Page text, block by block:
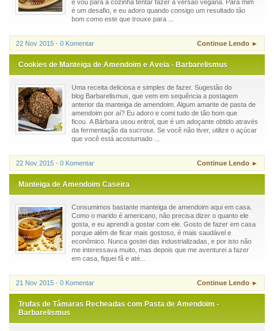
e vou para a cozinha tentar fazer a versão vegana. Para mim
é um desafio, e eu adoro quando consigo um resultado tão
bom como este que trouxe para ...
22 Nov 2015 - 0 Komentar Continue Lendo ►
Cookies de Manteiga de Amendoim e Aveia - Barbarelismus
Uma receita deliciosa e simples de fazer. Sugestão do
blog Barbarelismus, que vem em sequência a postagem
anterior da manteiga de amendoim. Algum amante de pasta de
amendoim por aí? Eu adoro e comi tudo de tão bom que
ficou. A Bárbara usou eritrol, que é um adoçante obtido através
da fermentação da sucrose. Se você não tiver, utilize o açúcar
que você está acostumado ...
22 Nov 2015 - 0 Komentar Continue Lendo ►
Manteiga de Amendoim Caseira
Consumimos bastante manteiga de amendoim aqui em casa.
Como o marido é americano, não precisa dizer o quanto ele
gosta, e eu aprendi a gostar com ele. Gosto de fazer em casa
porque além de ficar mais gostoso, é mais saudável e
econômico. Nunca gostei das industrializadas, e por isto não
me interessava muito, mas depois que me aventurei a fazer
em casa, fiquei fã e até...
21 Nov 2015 - 0 Komentar Continue Lendo ►
Trufas de Tâmaras Recheadas com Pasta de Amendoim -
Barbarelismus